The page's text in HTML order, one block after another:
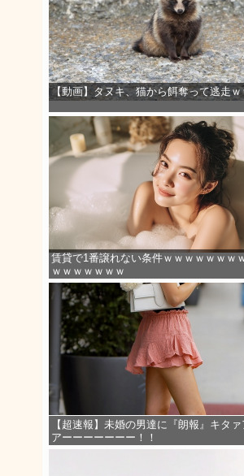
【動画】タヌキ、猫から餌奪って逃走ｗ
賃貸で1番譲れない条件ｗｗｗｗｗｗｗ
ｗｗｗｗｗｗｗ
【超速報】未婚の男達に『朗報』キタ
アーーーーーーー！！